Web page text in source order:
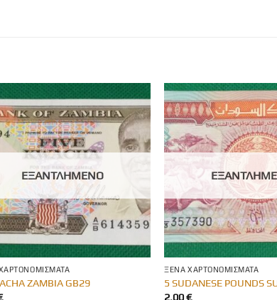
ΕΞΑΝΤΛΗΜΈΝΟ
ZAMBIA GB29
ΞΈΝΑ ΧΑΡΤΟΝΟΜΊΣΜΑΤΑ
5 SUDANESE POUNDS
2,00€